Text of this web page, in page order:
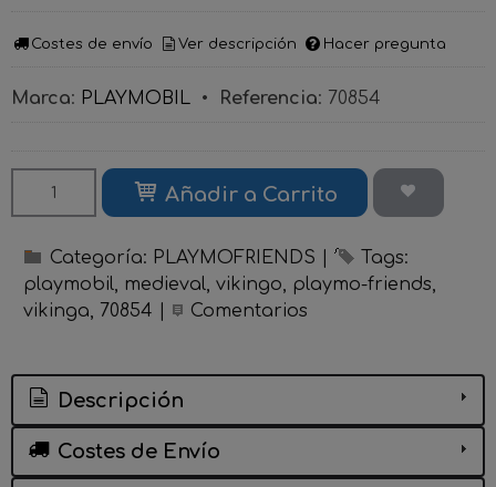
Costes de envío Ver descripción Hacer pregunta
Marca: PLAYMOBIL • Referencia: 70854
Añadir a Carrito
Categoría: PLAYMOFRIENDS
Tags:
playmobil
medieval vikingo
playmo-friends
vikinga
70854 Comentarios
Descripción
Costes de Envío